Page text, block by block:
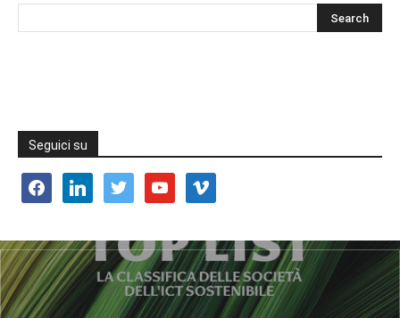
Seguici su
facebooklinkedin twitter youtube vimeo